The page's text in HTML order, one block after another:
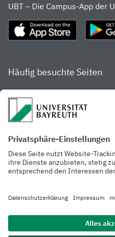
UBT – Die Campus-App der
Häufig besuchte Seiten
Studienportal
Gamechanger Campus
Aktuelle
Pressemitteilungen
Arbeiten an der
Universität
Cafeterien
Datenschutzerklärung